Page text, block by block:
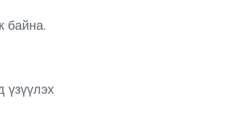
байна.
үзүүлэх